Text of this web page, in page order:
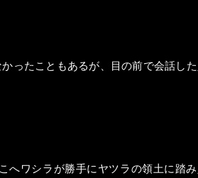
ったこともあるが、目の前で会話し
へワシラが勝手にヤツラの領土に踏